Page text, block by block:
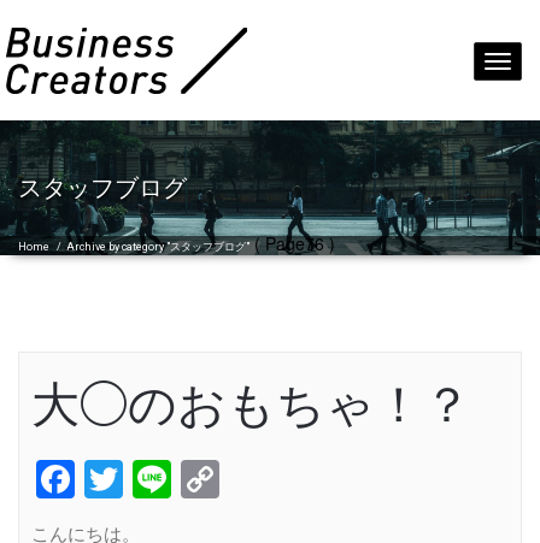
スタッフブログ
Home /Archive by category "スタッフブログ"( Page76 )
大◯のおもちゃ！？
Facebook
Twitter
Line
こんにちは。